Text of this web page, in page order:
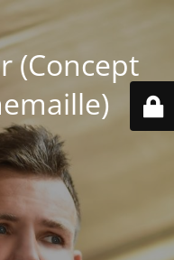
(Concept